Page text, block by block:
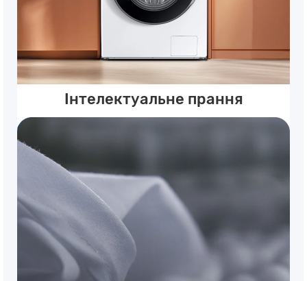
Інтелектуальне прання